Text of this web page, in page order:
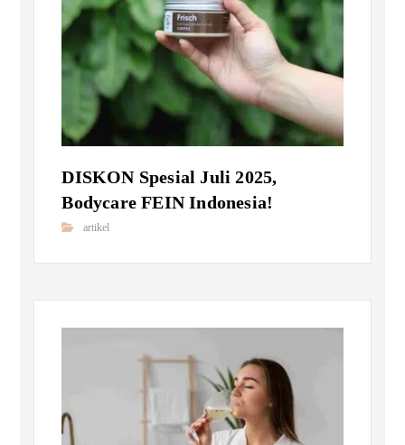
DISKON Spesial Juli 2025,
Bodycare FEIN Indonesia!
artikel